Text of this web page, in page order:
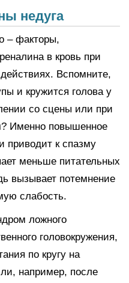
недуга
– факторы,
в кровь при
Вспомните,
и кружится голова у
со сцены или при
Именно повышенное
приводит к спазму
меньше питательных
вызывает потемнение
слабость.
ложного
головокружения,
по кругу на
например, после